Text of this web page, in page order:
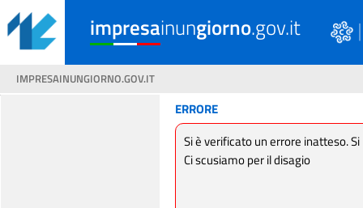
impresainungiorno.gov.it
IMPRESAINUNGIORNO.GOV.IT
ERRORE
Si è verificato un errore inatteso.
Ci scusiamo per il disagio